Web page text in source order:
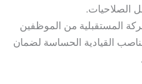
الصلاحيات.
المستقبلية من الموظفين
القيادية الحساسة لضمان